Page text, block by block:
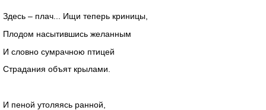
Здесь – плач... Ищи теперь криницы,
Плодом насытившись желанным
И словно сумрачною птицей
Страдания объят крылами.
И пеной утоляясь ранной,